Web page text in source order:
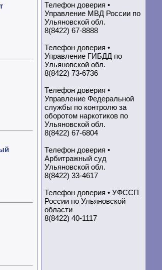
Телефон доверия •
Управление МВД России по
Ульяновской обл.
8(8422) 67-8888
Телефон доверия •
Управление ГИБДД по
Ульяновской обл.
8(8422) 73-6736
Телефон доверия •
Управление Федеральной
службы по контролю за
оборотом наркотиков по
Ульяновской обл.
8(8422) 67-6804
Телефон доверия •
Арбитражный суд
Ульяновской обл.
8(8422) 33-4617
Телефон доверия • УФССП
России по Ульяновской
области
8(8422) 40-1117